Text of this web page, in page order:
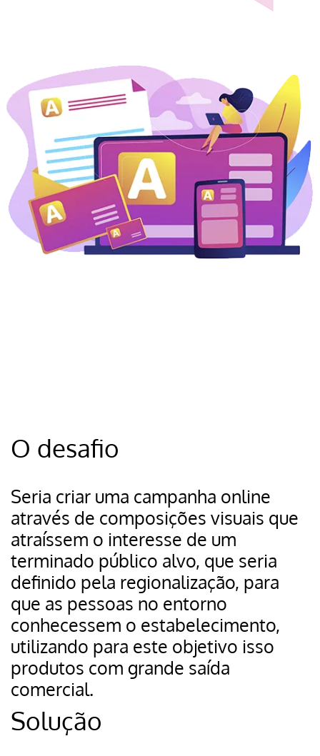
O desafio
Seria criar uma campanha online
através de composições visuais que
atraíssem o interesse de um
terminado público alvo, que seria
definido pela regionalização, para
que as pessoas no entorno
conhecessem o estabelecimento,
utilizando para este objetivo isso
produtos com grande saída
comercial.
Solução